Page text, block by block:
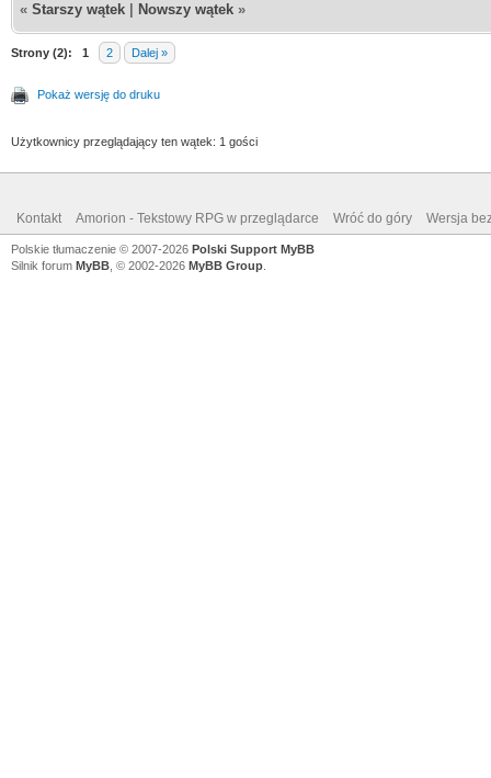
« Starszy wątek Nowszy wątek »
Strony (2): 1 2 Dalej »
Pokaż wersję do druku
Użytkownicy przeglądający ten wątek: 1 gości
Kontakt Amorion - Tekstowy RPG w przeglądarce Wróć do góry Wersja
Polskie tłumaczenie © 2007-2026 Polski Support MyBB
Silnik forum MyBB , © 2002-2026 MyBB Group